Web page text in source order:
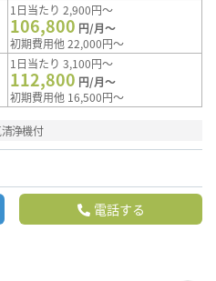
1日当たり 2,900円～
106,800 円/月～
初期費用他 22,000円～
1日当たり 3,100円～
112,800 円/月～
初期費用他 16,500円～
浄機付
電話する